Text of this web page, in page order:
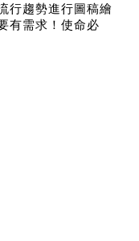
行趨勢進行圖稿繪
有需求！使命必